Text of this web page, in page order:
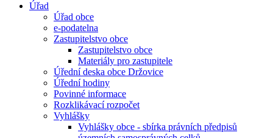
Úřad
Úřad obce
e-podatelna
Zastupitelstvo obce
Zastupitelstvo obce
Materiály pro zastupitele
Úřední deska obce Držovice
Úřední hodiny
Povinné informace
Rozklikávací rozpočet
Vyhlášky
Vyhlášky obce - sbírka právních předpisů